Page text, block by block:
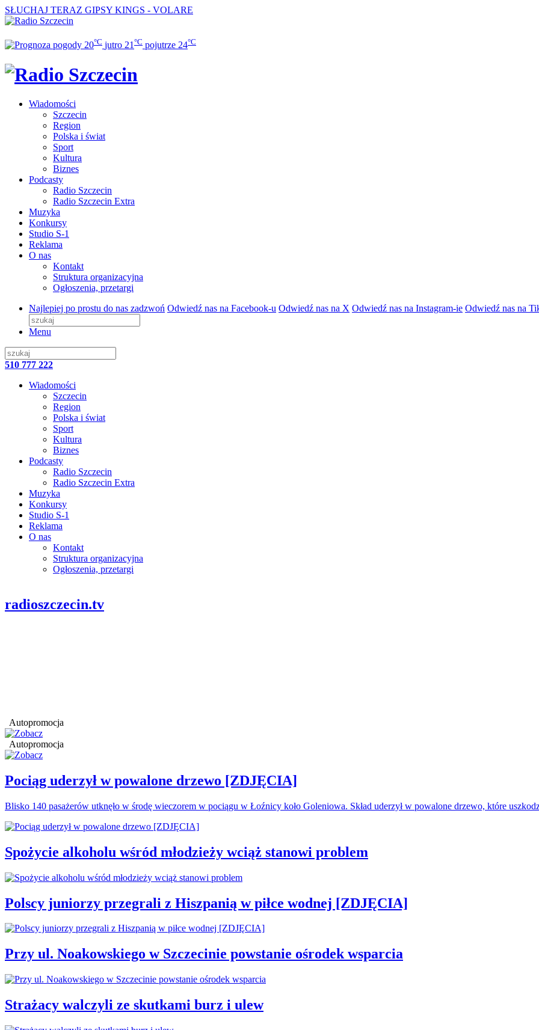
SŁUCHAJ TERAZ GIPSY KINGS - VOLARE
20°C jutro 21 °C pojutrze 24°C
Wiadomości
Szczecin
Region
Polska i świat
Sport
Kultura
Biznes
Podcasty
Radio Szczecin
Radio Szczecin Extra
Muzyka
Konkursy
Studio S-1
Reklama
O nas
Kontakt
Struktura organizacyjna
Ogłoszenia, przetargi
Najlepiej po prostu do nas zadzwoń Odwiedź nas na Facebook-u Odwiedź nas na X Odwiedź nas na Instagram-ie Odwiedź nas na
Menu
510 777 222
Wiadomości
Szczecin
Region
Polska i świat
Sport
Kultura
Biznes
Podcasty
Radio Szczecin
Radio Szczecin Extra
Muzyka
Konkursy
Studio S-1
Reklama
O nas
Kontakt
Struktura organizacyjna
Ogłoszenia, przetargi
radioszczecin.tv
Autopromocja
Autopromocja
Pociąg uderzył w powalone drzewo [ZDJĘCIA]
Blisko 140 pasażerów utknęło w środę wieczorem w pociągu w Łoźnicy koło Goleniowa. Skład uderzył w powalone drzewo, które
Spożycie alkoholu wśród młodzieży wciąż stanowi problem
Polscy juniorzy przegrali z Hiszpanią w piłce wodnej [ZDJĘCIA]
Przy ul. Noakowskiego w Szczecinie powstanie ośrodek wsparcia
Strażacy walczyli ze skutkami burz i ulew